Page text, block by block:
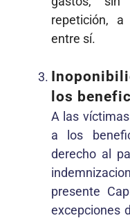
repetición,
entre sí.
los
A las
a los
derecho al
presente
excepciones